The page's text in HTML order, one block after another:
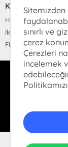
KURUMSAL
Hakkımızda
İletişim
Fiyat Listesi
© 2025
Sitemizden
sınırlı ve
çerez
Çerezleri
incelemek